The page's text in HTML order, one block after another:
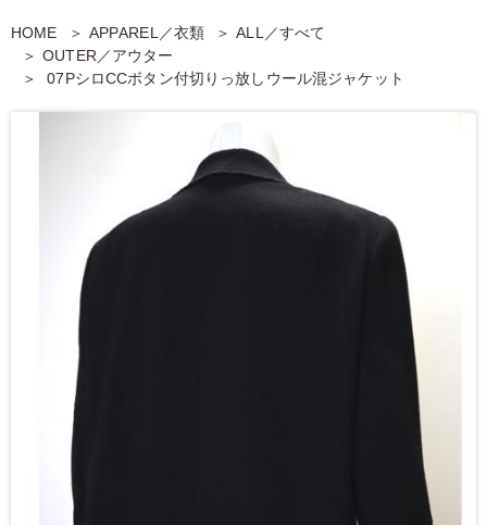
HOME APPAREL／衣類
ALL／すべて
OUTER／アウター
07PシロCCボタン付切りっ放しウール混ジャケット